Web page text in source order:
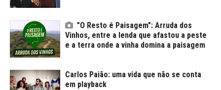
"O Resto é Paisagem": Arruda dos
Vinhos, entre a lenda que afastou a peste
e a terra onde a vinha domina a paisagem
Carlos Paião: uma vida que não se conta
em playback